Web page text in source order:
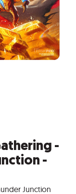
-
-
Junction